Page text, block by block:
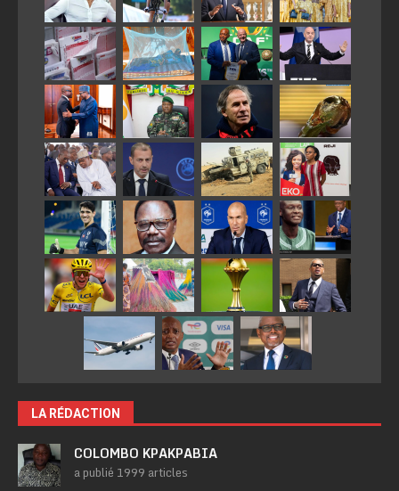
LA RÉDACTION
COLOMBO KPAKPABIA
a publié 1999 articles